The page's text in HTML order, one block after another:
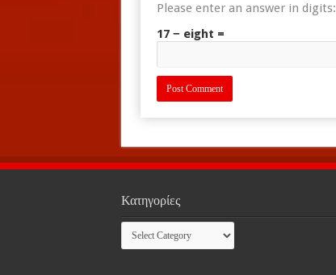
Please enter an answer in digits:
17 − eight =
Κατηγορίες
Κατηγορίες